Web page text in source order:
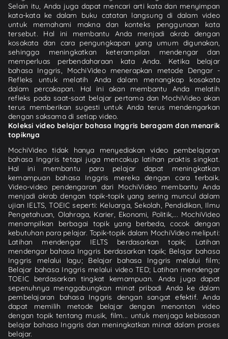
Selain itu, Anda juga dapat mencari arti kata dan menyimpan
kata-kata ke dalam buku catatan langsung di dalam video
untuk memahami makna dan konteks penggunaan kata
tersebut. Hal ini membantu Anda menjadi akrab dengan
kosakata dan cara pengungkapan yang umum digunakan,
sehingga meningkatkan keterampilan mendengar dan
memperluas perbendaharaan kata Anda. Ketika belajar
bahasa Inggris, MochiVideo menerapkan metode Dengar -
Refleks untuk melatih Anda dalam menangkap kosakata
dalam percakapan. Hal ini akan membantu Anda melatih
refleks pada saat-saat belajar pertama dan MochiVideo akan
terus memberikan sugesti untuk Anda terus mendengarkan
dengan saksama di setiap video.
Koleksi video belajar bahasa Inggris beragam dan menarik
topiknya
MochiVideo tidak hanya menyediakan video pembelajaran
bahasa Inggris tetapi juga mencakup latihan praktis singkat.
Hal ini membantu para pelajar dapat meningkatkan
kemampuan bahasa Inggris mereka dengan cara terbaik.
Video-video pendengaran dari MochiVideo membantu Anda
menjadi akrab dengan topik-topik yang sering muncul dalam
ujian IELTS, TOEIC seperti: Keluarga, Sekolah, Pendidikan, Ilmu
Pengetahuan, Olahraga, Karier, Ekonomi, Politik,... MochiVideo
menampilkan berbagai topik yang berbeda, cocok dengan
kebutuhan para pelajar. Topik-topik dalam MochiVideo meliputi:
Latihan mendengar IELTS berdasarkan topik; Latihan
mendengar bahasa Inggris berdasarkan topik; Belajar bahasa
Inggris melalui lagu; Belajar bahasa Inggris melalui film;
Belajar bahasa Inggris melalui video TED; Latihan mendengar
TOEIC berdasarkan tingkat kemampuan. Anda juga dapat
sepenuhnya menggabungkan minat pribadi Anda ke dalam
pembelajaran bahasa Inggris dengan sangat efektif. Anda
dapat memilih metode belajar dengan menonton video
dengan topik tentang musik, film... untuk menjaga kebiasaan
belajar bahasa Inggris dan meningkatkan minat dalam proses
belajar.